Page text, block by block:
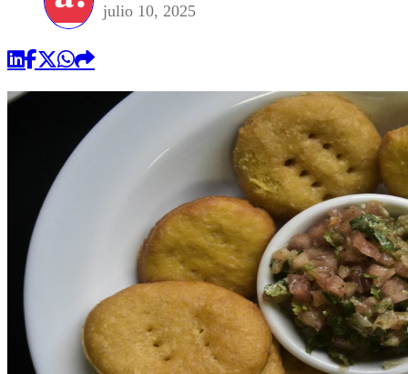
julio 10, 2025